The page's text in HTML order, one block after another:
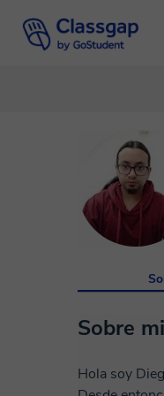
Sobre mi
Hola soy